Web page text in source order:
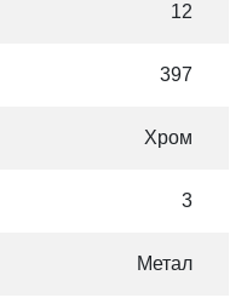
12
397
Хром
3
Метал